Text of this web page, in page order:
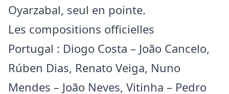
Oyarzabal, seul en pointe.
Les compositions officielles
Portugal : Diogo Costa – João Cancelo,
Rúben Dias, Renato Veiga, Nuno
Mendes – João Neves, Vitinha – Pedro